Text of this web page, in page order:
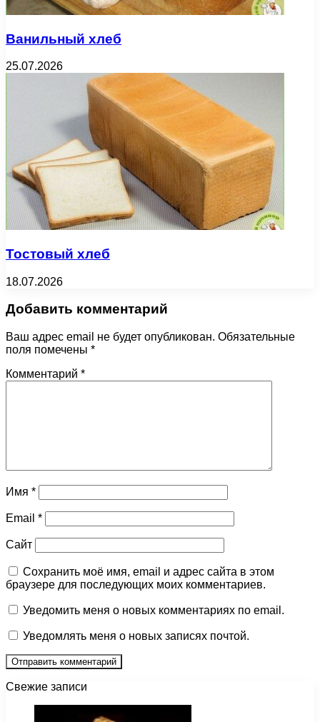
Ванильный хлеб
25.07.2026
Тостовый хлеб
18.07.2026
Добавить комментарий
Ваш адрес email не будет опубликован. Обязательные
поля помечены *
Комментарий *
Имя *
Email *
Сайт
Сохранить моё имя, email и адрес сайта в этом
браузере для последующих моих комментариев.
Уведомить меня о новых комментариях по email.
Уведомлять меня о новых записях почтой.
Свежие записи